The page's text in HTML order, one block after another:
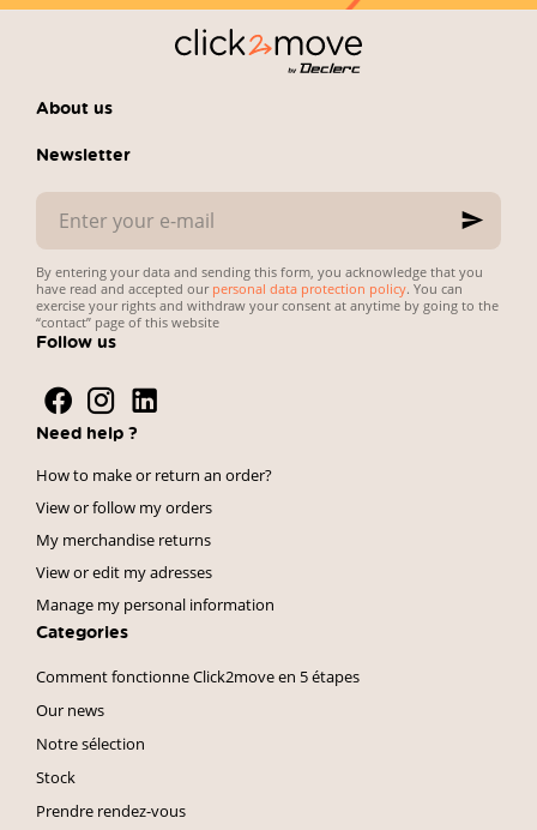
Newsletter
Enter
your
e-
mail
By entering your data and sending this form, you acknowledge that you
have read and accepted our personal data protection policy. You can
exercise your rights and withdraw your consent at anytime by going to the
“contact” page of this website
About us
Follow us
Need help ?
How to make or return an order?
View or follow my orders
My merchandise returns
View or edit my adresses
Manage my personal information
Categories
Comment fonctionne Click2move en 5 étapes
Our news
Notre sélection
Stock
Prendre rendez-vous